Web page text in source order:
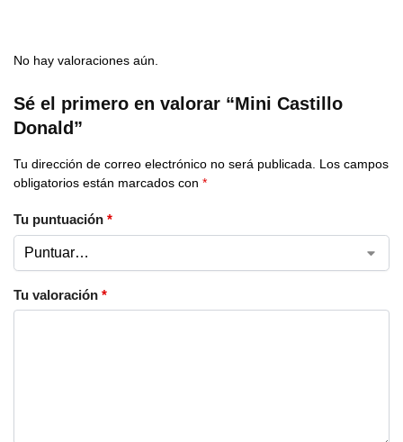
No hay valoraciones aún.
Sé el primero en valorar “Mini Castillo
Donald”
Tu dirección de correo electrónico no será publicada.
Los campos
obligatorios están marcados con *
Tu puntuación *
Tu valoración *